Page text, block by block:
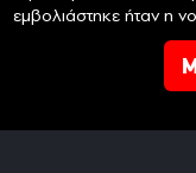
εμβολιάστηκε ήταν η